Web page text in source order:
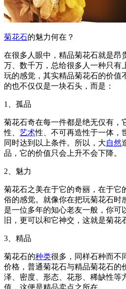
菊花石的魅力何在？
在很多人眼中，精品菊花石就是昂
万、数千万，总给很多人一种只有
玩的感觉，其实精品菊花石的价值
的也不仅仅是一块石头，而是：
1、孤品
菊花石奇在每一件都是绝无仅有，
性、 艺术性、不可再造性于一体，
同时达到以上条件。所以，大自然
品，它的价值只会上升不会下降。
2、魅力
菊花石之美在于它的奇丽，在于它
俗的感觉。就像你在把玩菊花石时
是一位多年的知心老友一般，你可
旧，更可以和它神交，这就是菊花
3、精品
菊花石的种类很多，同样石种而不
价格，普通菊花石与精品菊花石的
泽、密度、形态、花形、稀缺性等
值，这便是精品卖点之所在。